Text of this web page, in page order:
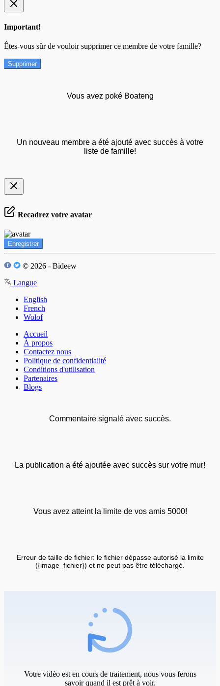
Important!
Êtes-vous sûr de vouloir supprimer ce membre de votre famille?
Supprimer
Vous avez poké Boateng
Un nouveau membre a été ajouté avec succès à votre
liste de famille!
Recadrez votre avatar
Enregistrer
© 2026 - Bideew
Langue
English
French
Wolof
Accueil
À propos
Contactez nous
Politique de confidentialité
Conditions d'utilisation
Partenaires
Blogs
Commentaire signalé avec succès.
La publication a été ajoutée avec succès sur votre mur!
Vous avez atteint la limite de vos amis 5000!
Erreur de taille de fichier: le fichier dépasse autorisé la limite
({image_fichier}) et ne peut pas être téléchargé.
Votre vidéo est en cours de traitement, nous vous ferons
savoir quand il est prêt à voir.